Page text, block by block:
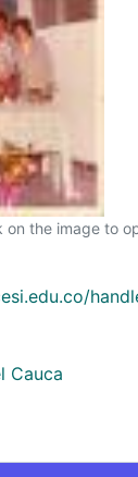
on the image to
Cauca